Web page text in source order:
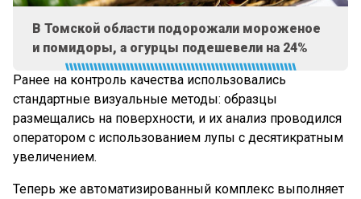
В Томской области подорожали мороженое
и помидоры, а огурцы подешевели на 24%
Ранее на контроль качества использовались
стандартные визуальные методы: образцы
размещались на поверхности, и их анализ проводился
оператором с использованием лупы с десятикратным
увеличением.
Теперь же автоматизированный комплекс выполняет